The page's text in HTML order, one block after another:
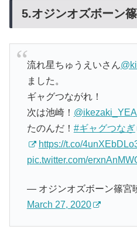
5.オジンオズボーン
流れ星ちゅうえいさん
ました。
ギャグつながれ！
次は池崎！
たのんだ！ #ギャグつなぎ
https://t.co/
pic.twitter.com/
— オジンオズボーン篠宮
March 27, 2020